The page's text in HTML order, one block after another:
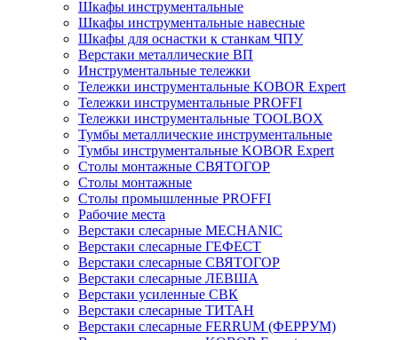
Шкафы инструментальные
Шкафы инструментальные навесные
Шкафы для оснастки к станкам ЧПУ
Верстаки металлические ВП
Инструментальные тележки
Тележки инструментальные KOBOR Expert
Тележки инструментальные PROFFI
Тележки инструментальные TOOLBOX
Тумбы металлические инструментальные
Тумбы инструментальные KOBOR Expert
Столы монтажные СВЯТОГОР
Столы монтажные
Столы промышленные PROFFI
Рабочие места
Верстаки слесарные MECHANIC
Верстаки слесарные ГЕФЕСТ
Верстаки слесарные СВЯТОГОР
Верстаки слесарные ЛЕВША
Верстаки усиленные СВК
Верстаки слесарные ТИТАН
Верстаки слесарные FERRUM (ФЕРРУМ)